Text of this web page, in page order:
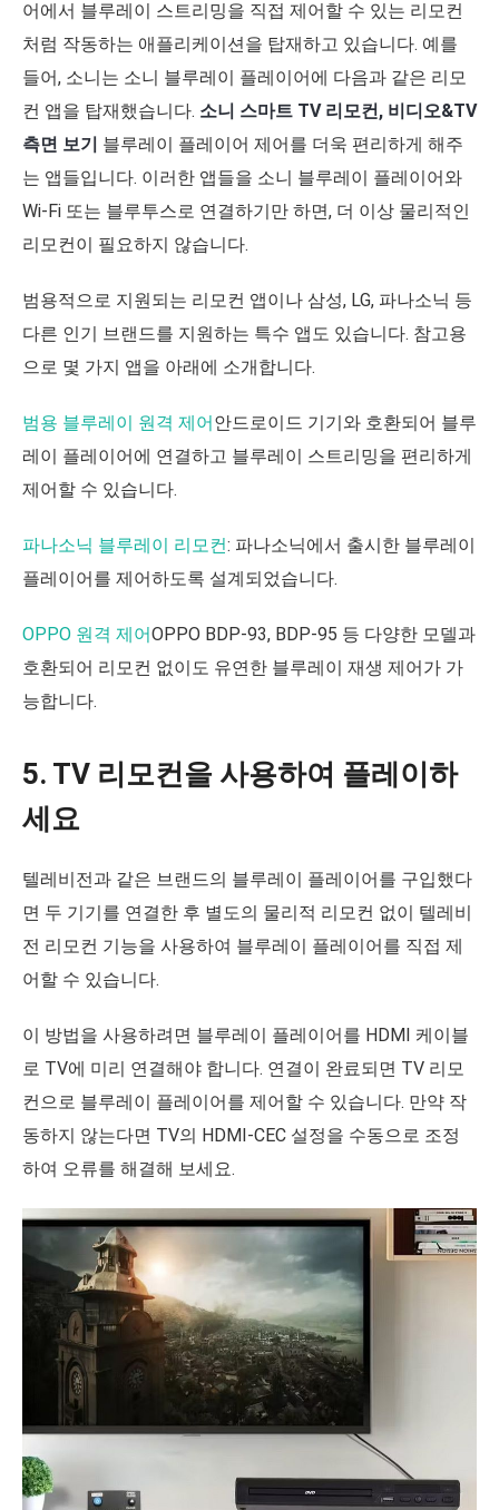
어에서 블루레이 스트리밍을 직접 제어할 수 있는 리모컨
처럼 작동하는 애플리케이션을 탑재하고 있습니다. 예를
들어, 소니는 소니 블루레이 플레이어에 다음과 같은 리모
컨 앱을 탑재했습니다. 소니 스마트 TV 리모컨, 비디오&TV
측면 보기 블루레이 플레이어 제어를 더욱 편리하게 해주
는 앱들입니다. 이러한 앱들을 소니 블루레이 플레이어와
Wi-Fi 또는 블루투스로 연결하기만 하면, 더 이상 물리적인
리모컨이 필요하지 않습니다.
범용적으로 지원되는 리모컨 앱이나 삼성, LG, 파나소닉 등
다른 인기 브랜드를 지원하는 특수 앱도 있습니다. 참고용
으로 몇 가지 앱을 아래에 소개합니다.
범용 블루레이 원격 제어안드로이드 기기와 호환되어 블루
레이 플레이어에 연결하고 블루레이 스트리밍을 편리하게
제어할 수 있습니다.
파나소닉 블루레이 리모컨: 파나소닉에서 출시한 블루레이
플레이어를 제어하도록 설계되었습니다.
OPPO 원격 제어OPPO BDP-93, BDP-95 등 다양한 모델과
호환되어 리모컨 없이도 유연한 블루레이 재생 제어가 가
능합니다.
5. TV 리모컨을 사용하여 플레이하
세요
텔레비전과 같은 브랜드의 블루레이 플레이어를 구입했다
면 두 기기를 연결한 후 별도의 물리적 리모컨 없이 텔레비
전 리모컨 기능을 사용하여 블루레이 플레이어를 직접 제
어할 수 있습니다.
이 방법을 사용하려면 블루레이 플레이어를 HDMI 케이블
로 TV에 미리 연결해야 합니다. 연결이 완료되면 TV 리모
컨으로 블루레이 플레이어를 제어할 수 있습니다. 만약 작
동하지 않는다면 TV의 HDMI-CEC 설정을 수동으로 조정
하여 오류를 해결해 보세요.